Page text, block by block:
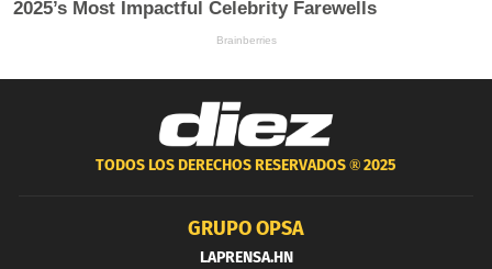
TODOS LOS DERECHOS RESERVADOS ®2025
GRUPO OPSA
LAPRENSA.HN